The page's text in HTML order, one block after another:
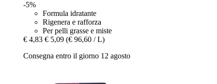
-5%
Formula idratante
Rigenera e rafforza
Per pelli grasse e miste
€ 4,83 € 5,09 (€ 96,60 / L)
Consegna entro il giorno 12 agosto